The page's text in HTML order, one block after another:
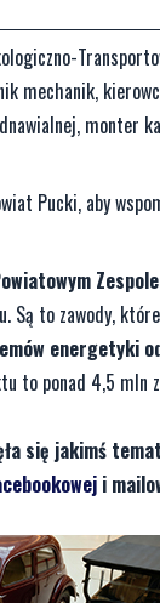
mechanik,
monter
Pucki, aby
Zespole
Są to zawody,
energetyki
to ponad 4,5 mln
się jakimś
i